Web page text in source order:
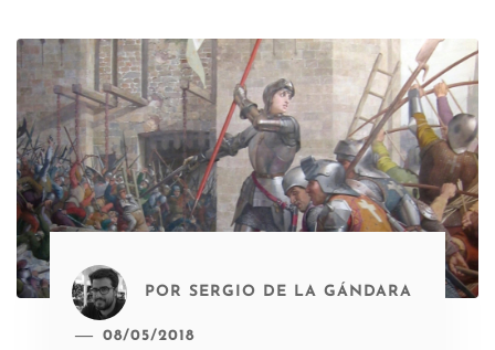
POR SERGIO DE LA GÁNDARA
08/05/2018